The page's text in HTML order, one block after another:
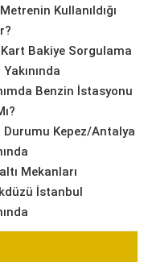
Metrenin Kullanıldığı
Bakiye Sorgulama
Benzin İstasyonu
Durumu Kepez/Antalya
Mekanları
İstanbul